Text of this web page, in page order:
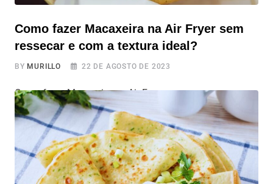
Como fazer Macaxeira na Air Fryer sem
ressecar e com a textura ideal?
BY MURILLO 22 DE AGOSTO DE 2023
Como fazer Macaxeira na Air Fryer sem ressecar e com
a textura ideal? Prepare-se para aprender uma receita
deliciosa de macaxeira na air fryer. A macaxeira,
também conhecida como mandioca, é um ingrediente
muito popular em nossa cozinha em diversas receitas. E
quando preparada na air fryer, ela se transforma em um